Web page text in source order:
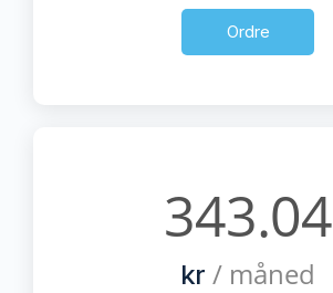
Ordre
343.04
kr / måned